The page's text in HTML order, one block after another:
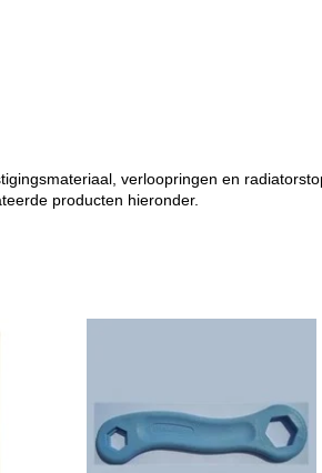
verloopringen en
producten hieronder.